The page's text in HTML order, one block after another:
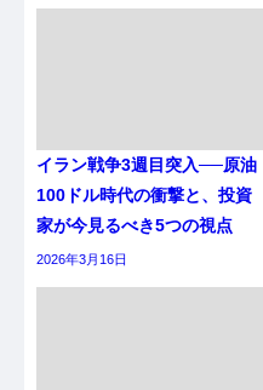
イラン戦争3週目突入──原油
100ドル時代の衝撃と、投資
家が今見るべき5つの視点
2026年3月16日